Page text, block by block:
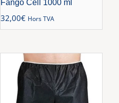
Fango Cell 1000 ml
32,00€ Hors TVA